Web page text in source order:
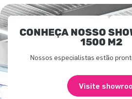
CONHEÇA NOSSO
1500 M2
Nossos especialistas estão
Visite